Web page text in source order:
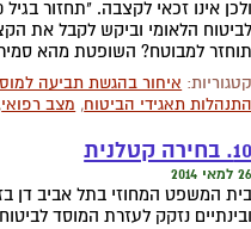
לביטוח הלאומי וביקש לקבל את
תוחזר למבוטח? השופטת מהא
קטגוריות: איחור בהגשת תביעה
התנהלות תאגידי הביטוח, מצב רפואי,
10. בחירה קטלנית
26 למאי 2014
בית המשפט המחוזי בתל אביב דן
ובינתיים נזקק לעזרת המוסד